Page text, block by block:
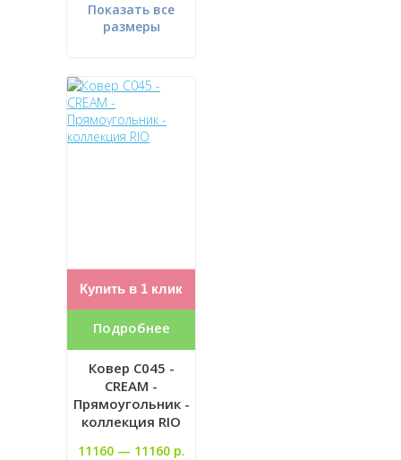
Показать все
размеры
Купить в 1 клик
Подробнее
Ковер C045 -
CREAM -
Прямоугольник -
коллекция RIO
11160 — 11160 р.